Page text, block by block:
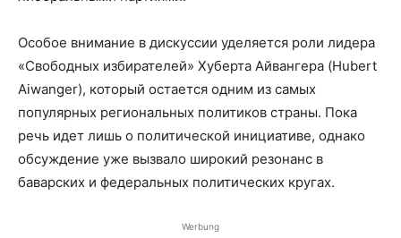
Особое внимание в дискуссии уделяется роли лидера
«Свободных избирателей» Хуберта Айвангера (Hubert
Aiwanger), который остается одним из самых
популярных региональных политиков страны. Пока
речь идет лишь о политической инициативе, однако
обсуждение уже вызвало широкий резонанс в
баварских и федеральных политических кругах.
Werbung